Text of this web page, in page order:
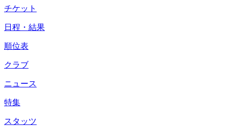
チケット
日程・結果
順位表
クラブ
ニュース
特集
スタッツ